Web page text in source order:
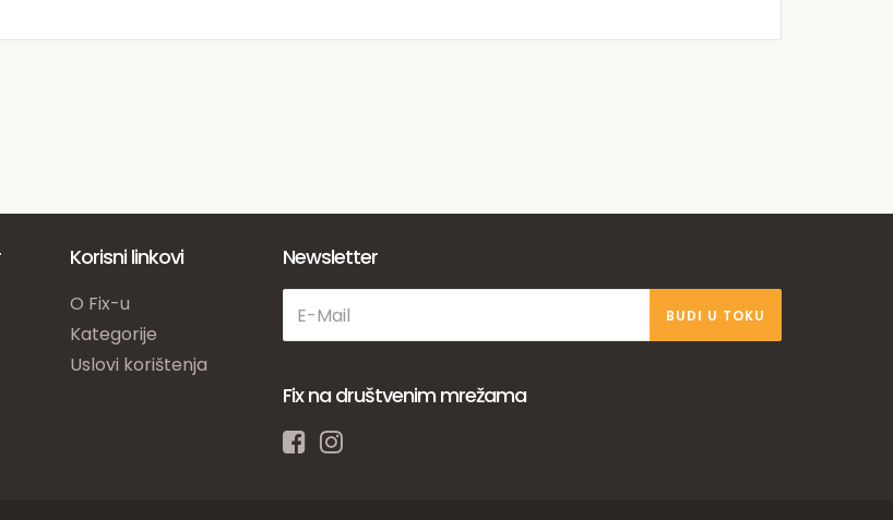
Korisni linkovi
O Fix-u
Kategorije
Uslovi korištenja
Newsletter
BUDI U TOKU
Fix na društvenim mrežama